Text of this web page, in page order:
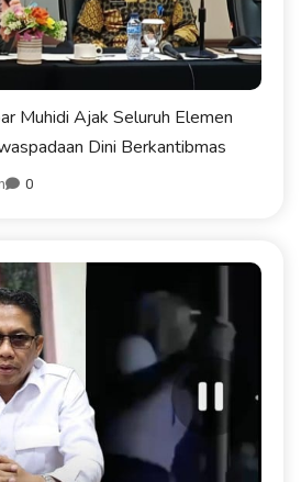
Muhidi Ajak Seluruh Elemen
Dini Berkantibmas
0